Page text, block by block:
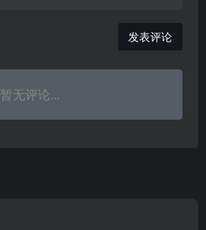
发表评论
暂无评论...